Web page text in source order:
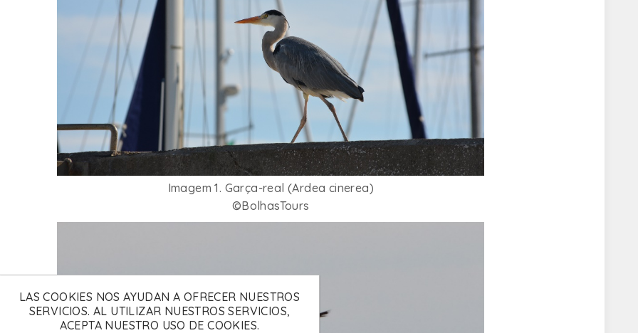
Imagem 1. Garça-real (Ardea cinerea)
©BolhasTours
LAS COOKIES NOS AYUDAN A OFRECER NUESTROS
SERVICIOS. AL UTILIZAR NUESTROS SERVICIOS,
ACEPTA NUESTRO USO DE COOKIES.